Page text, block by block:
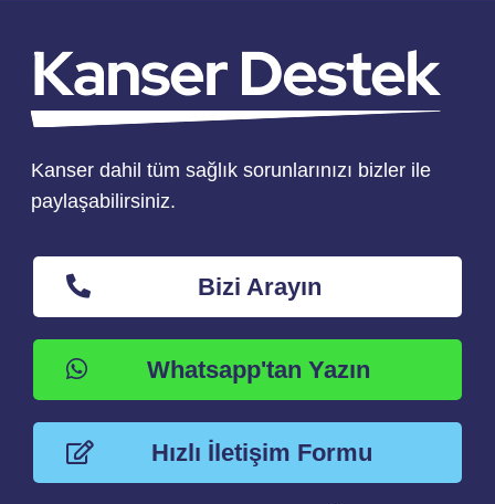
Kanser dahil tüm sağlık sorunlarınızı bizler ile
paylaşabilirsiniz.
Bizi Arayın
Whatsapp'tan Yazın
Hızlı İletişim Formu